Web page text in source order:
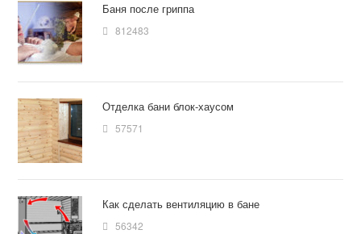
Баня после гриппа
812483
Отделка бани блок-хаусом
57571
Как сделать вентиляцию в бане
56342